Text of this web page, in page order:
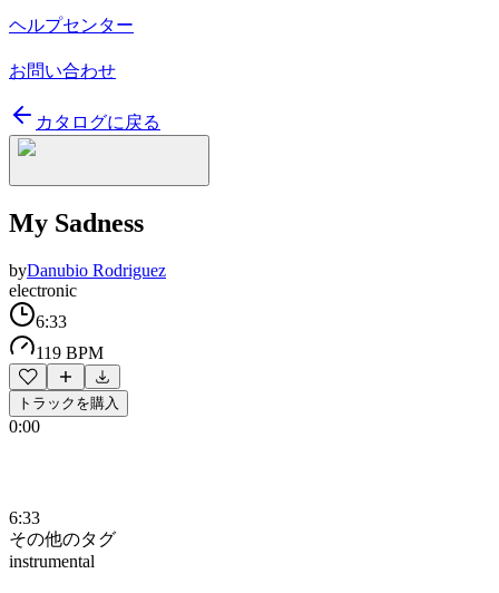
ヘルプセンター
お問い合わせ
カタログに戻る
My Sadness
byDanubio Rodriguez
electronic
6:33
119 BPM
トラックを購入
0:00
6:33
その他のタグ
instrumental